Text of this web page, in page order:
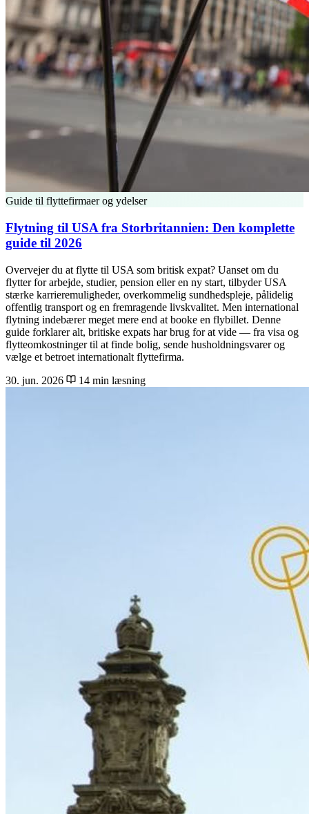
Guide til flyttefirmaer og ydelser
Flytning til USA fra Storbritannien: Den komplette
guide til 2026
Overvejer du at flytte til USA som britisk expat? Uanset om du
flytter for arbejde, studier, pension eller en ny start, tilbyder USA
stærke karrieremuligheder, overkommelig sundhedspleje, pålidelig
offentlig transport og en fremragende livskvalitet. Men international
flytning indebærer meget mere end at booke en flybillet. Denne
guide forklarer alt, britiske expats har brug for at vide — fra visa og
flytteomkostninger til at finde bolig, sende husholdningsvarer og
vælge et betroet internationalt flyttefirma.
30. jun. 2026
14 min læsning